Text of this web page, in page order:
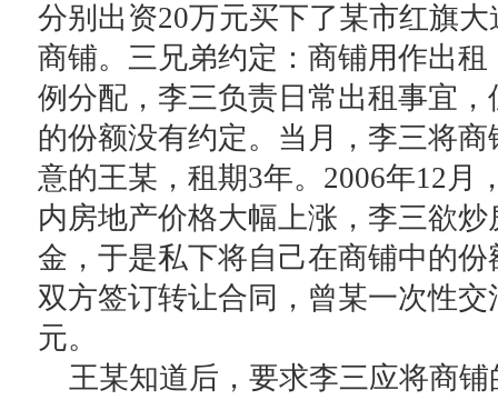
分别出资20万元买下了某市红旗
商铺。三兄弟约定：商铺用作出
例分配，李三负责日常出租事宜
的份额没有约定。当月，李三将
意的王某，租期3年。2006年12月
内房地产价格大幅上涨，李三欲
金，于是私下将自己在商铺中的
双方签订转让合同，曾某一次性交
元。
王某知道后，要求李三应将商铺